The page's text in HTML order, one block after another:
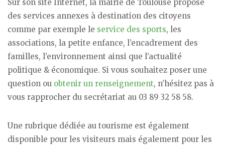
Sur son site Internet, la mairie de Toulouse propose
des services annexes à destination des citoyens
comme par exemple le service des sports, les
associations, la petite enfance, l’encadrement des
familles, l’environnement ainsi que l’actualité
politique & économique. Si vous souhaitez poser une
question ou obtenir un renseignement, n’hésitez pas à
vous rapprocher du secrétariat au 03 89 32 58 58.
Une rubrique dédiée au tourisme est également
disponible pour les visiteurs mais également pour les